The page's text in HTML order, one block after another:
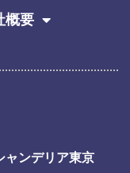
概要
ャンデリア東京